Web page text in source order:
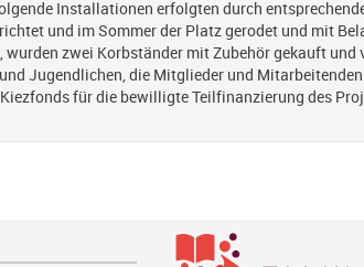
Installationen erfolgten durch
und im Sommer der Platz gerodet und mit
wurden zwei Korbständer mit Zubehör gekauft und
Jugendlichen, die Mitglieder und Mitarbeitenden
für die bewilligte Teilfinanzierung des